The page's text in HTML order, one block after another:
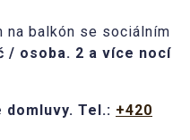
na balkón se sociálním
/ osoba. 2 a více nocí
domluvy. Tel.: +420